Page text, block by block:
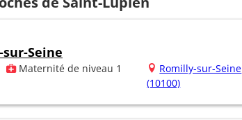
Seine
Maternité de niveau 1
Romilly-sur-Seine
(10100)